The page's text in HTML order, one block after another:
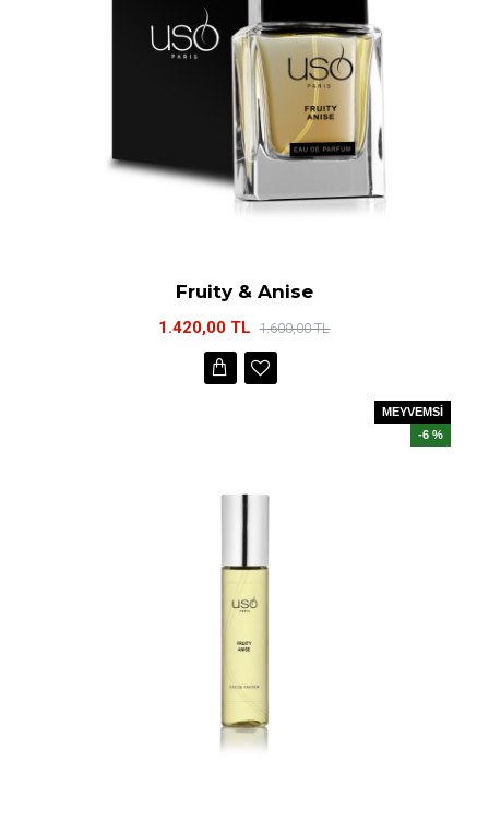
Fruity & Anise
1.420,00 TL 1.600,00 TL
MEYVEMSİ
-6 %